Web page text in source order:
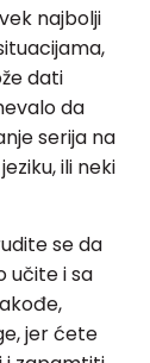
najbolji
dati
da
serija na
ili neki
se da
učite i sa
jer ćete